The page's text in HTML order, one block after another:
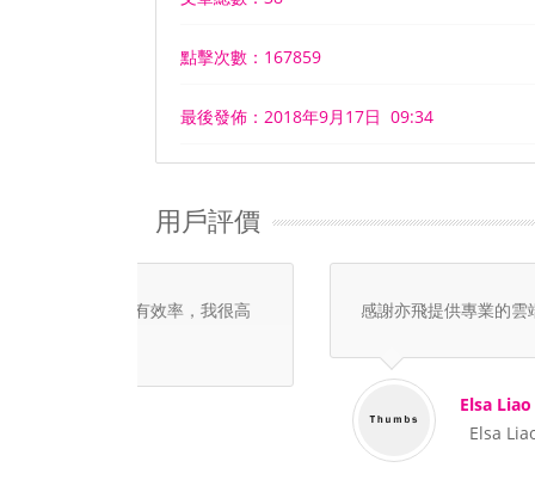
點擊次數：167859
最後發佈：2018年9月17日 09:34
用戶評價
感謝亦飛提供專業的雲端主機和貼切的服務令
Elsa Liao
Elsa Liao